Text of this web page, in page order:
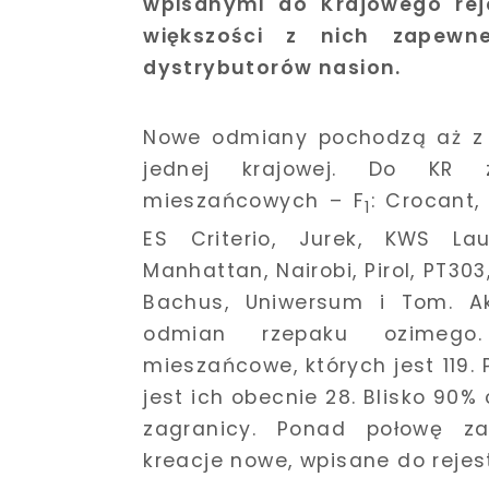
większości z nich
dystrybutorów nasion.
Nowe odmiany pochodzą aż
jednej krajowej. Do KR
mieszańcowych – F1 : Crocant,
ES Criterio, Jurek, KWS
Manhattan, Nairobi, Pirol,
Bachus, Uniwersum i Tom.
odmian rzepaku
mieszańcowe, których jest
jest ich obecnie 28. Blisko
zagranicy. Ponad połowę
kreacje nowe, wpisane do